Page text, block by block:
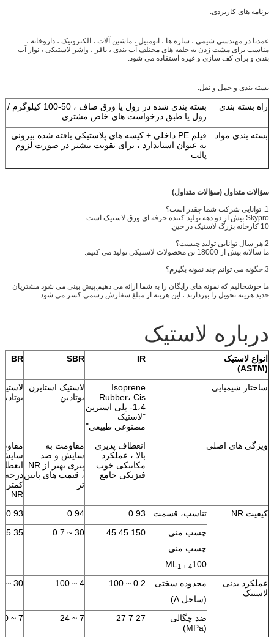
برنامه های کاربردی:
عمدتا در مهندسی شیمی ، سازه ها ، اتومبیل ، ماشین آلات ، الکترونیک ، داروخانه ،
مناسب برای مشت زدن به حلقه های مختلف آب بندی ، بافر ، واشر لاستیکی ، نوار آب
بندی و برای کف سازی و غیره استفاده می شود.
بسته بندی و حمل و نقل:
راه بسته بندی
بسته بندی شده در رول یا ورق صاف ، 50-100 کیلوگرم /
رول یا طبق درخواست های خاص مشتری
بسته بندی مواد
فیلم PE داخلی + کیسه های پلاستیکی بافته شده بیرونی
به عنوان استاندارد ، برای تقویت بیشتر در صورت لزوم
پالت
زمان تحویل
15 روز از زمان دریافت PO و پیش پرداخت
حمل و نقل
دریا (FCL & LCL) یا حمل و نقل هوایی
اندازه خاص
ما برای اندازه های خاص خدمات برش ارائه می دهیم
لمینیت
لمینیت اضافی با PSA ، منسوجات یا مواد دیگر فراهم می
کنیم.
سؤالات متداول (سؤالات متداول)
1. توانایی شرکت شما چقدر است؟
Skypro بیش از دو دهه تولید کننده حرفه ای ورق لاستیک است.
10 کارخانه بزرگ لاستیک در چین.
2.هر سال توانایی تولید چیست؟
ما سالانه بیش از 18000 تن محصولات لاستیکی تولید می کنیم.
3.چگونه می توانم چند نمونه بگیرم؟
ما خوشحالیم که نمونه های رایگان را به شما ارائه می دهیم.پیش بینی می شود مشتریان
جدید هزینه تحویل را بپردازند ، این هزینه از مبلغ سفارش رسمی کسر می شود.
درباره لاستیک
انواع لاستیک
(ASTM)
IR
SBR
BR
ساختار شیمیایی
Isoprene
Rubber، Cis
1،4- پلی استرپن
"لاستیک
مصنوعی طبیعی"
لاستیک استایرن
بوتادین
ویژگی های اصلی
انعطاف پذیری
بالا ، عملکرد
مکانیکی خوب
فیزیکی جامع
مقاومت به
سایش و ضد
پیری بهتر از NR
، قیمت های پایین
تر
مقاوم
درجه
NR
کیفیت NR
تناسب، قسمت 0.93
0.94
0.93
چسب منی
چسب منی
ML 1 + 4100
150 45 45
30 ~ 7 0
35 35 55
عملکرد بدنی
لاستیک
محدوده سختی
(ساحل A)
2 0 ~ 100
4 ~ 100
30 ~ 100
ضد چگالی
(MPa)
27 7 27
7 ~ 24
7 ~ 20